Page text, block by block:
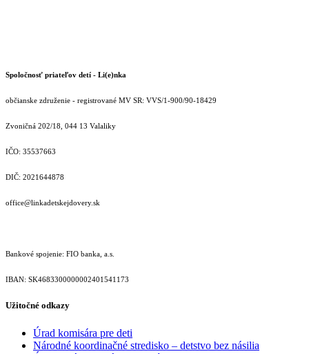
Spoločnosť priateľov detí - Li(e)nka
občianske združenie - registrované MV SR: VVS/1-900/90-18429
Zvoničná 202/18, 044 13 Valaliky
IČO: 35537663
DIČ: 2021644878
office@linkadetskejdovery.sk
Bankové spojenie: FIO banka, a.s.
IBAN: SK46833000000­02401541173
Užitočné odkazy
Úrad komisára pre deti
Národné koordinačné stredisko – detstvo bez násilia